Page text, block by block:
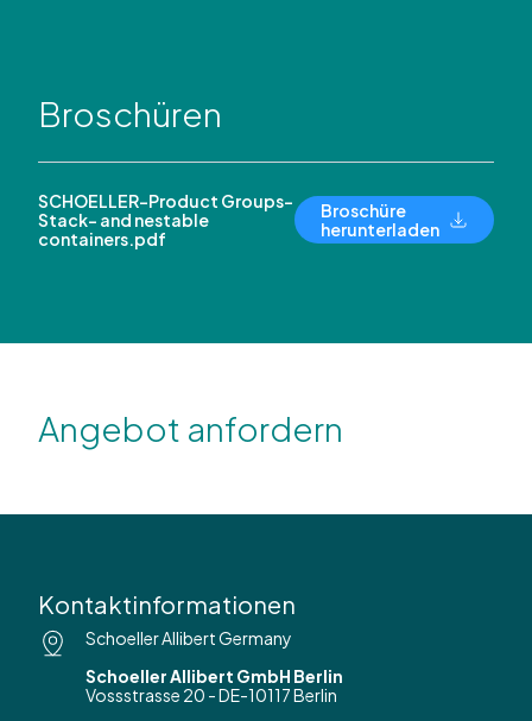
Broschüren
SCHOELLER-Product Groups-
Stack- and nestable
containers.pdf
Broschüre
herunterladen
Angebot anfordern
Kontaktinformationen
Schoeller Allibert Germany
Schoeller Allibert GmbH Berlin
Vossstrasse 20 - DE-10117 Berlin